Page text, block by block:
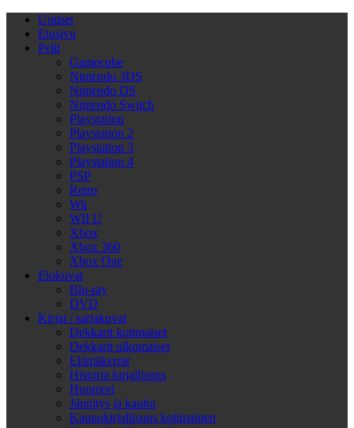
Uutiset
Etusivu
Pelit
Gamecube
Nintendo 3DS
Nintendo DS
Nintendo Switch
Playstation
Playstation 2
Playstation 3
Playstation 4
PSP
Retro
Wii
WII U
Xbox
Xbox 360
Xbox One
Elokuvat
Blu-ray
DVD
Kirjat / sarjakuvat
Dekkarit kotimaiset
Dekkarit ulkomaiset
Elämäkerrat
Historia kirjallisuus
Huumori
Jännitys ja kauhu
Kaunokirjallisuus kotimainen